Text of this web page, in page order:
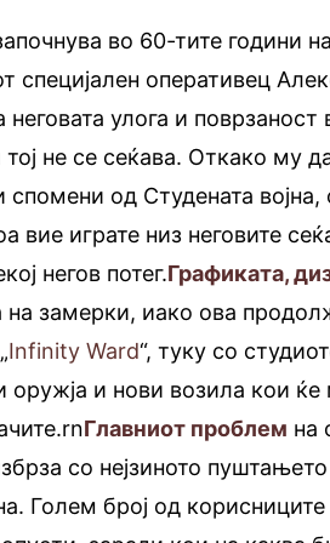
во 60-тите години
специјален оперативец
неговата улога и
не се сеќава. Откако му
спомени од Студената
вие играте низ неговите
негов потег.Графиката,
на замерки, иако ова
Infinity Ward“, туку со
оружја и нови возила кои
Главниот проблем на
со нејзиното
Голем број од